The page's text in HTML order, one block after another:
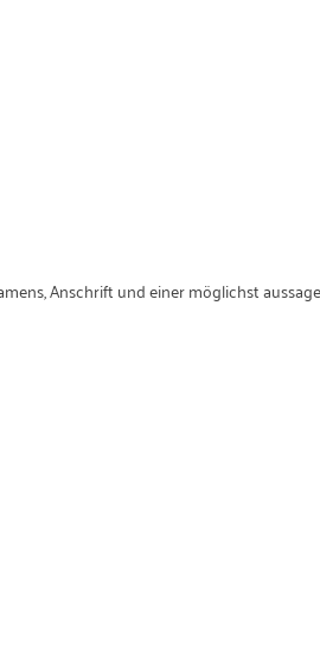
Anschrift und einer möglichst